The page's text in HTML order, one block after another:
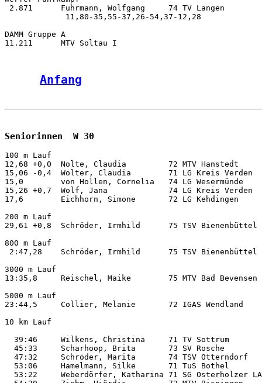
Anfang
Seniorinnen  W 30
100 m Lauf
12,68 +0,0  Nolte, Claudia         72 MTV Hanstedt
15,06 -0,4  Wolter, Claudia        71 LG Kreis
15,0        von Hollen, Cornelia   74 LG
15,26 +0,7  Wolf, Jana             74 LG Kreis
17,6        Eichhorn, Simone       72 LG
200 m Lauf
29,61 +0,8  Schröder, Irmhild      75 TSV
800 m Lauf
2:47,28    Schröder, Irmhild      75 TSV
3000 m Lauf
13:35,8     Reischel, Maike        75 MTV Bad
5000 m Lauf
23:44,5     Collier, Melanie       72 IGAS
10 km Lauf
39:46     Wilkens, Christina     71 TV Sottrum
45:33     Scharhoop, Brita       73 SV Rosche
47:32     Schröder, Marita       74 TSV Otterndorf
53:06     Hamelmann, Silke       71 TuS Bothel
53:22     Weberdörfer, Katharina 71 SG Osterholzer